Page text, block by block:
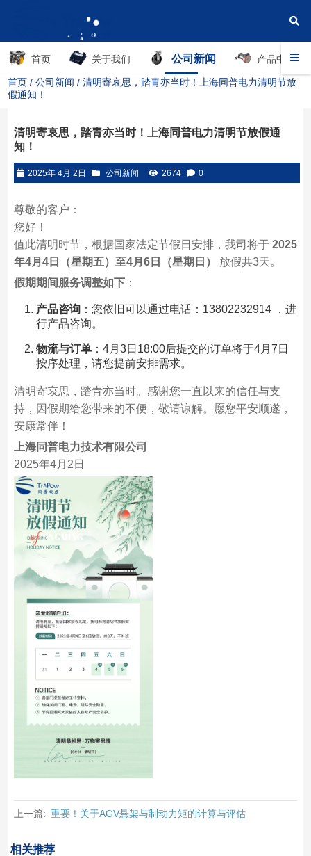
首页 关于我们 公司新闻 产品中心
首页 /公司新闻 / 清明寄哀思，踏青亦当时！上海同普电力清明节放
假通知！
清明寄哀思，踏青亦当时！上海同普电力清明节放假通
知！
2025年 4月 2日 公司新闻 2674 0
尊敬的客户：
您好！
值此清明时节，根据国家法定节假日安排，我司将于 2025
年4月4日（星期五）至4月6日（星期日）
放假共3天。
假期期间服务调整如下：
产品咨询：您依旧可以通过电话：13802232914 ，进
行产品咨询。
物流与订单：4月3日18:00后提交的订单将于4月7日
按序处理，请您提前安排需求。
清明寄哀思，踏青亦当时。感谢您一直以来的信任与支
持，因假期给您带来的不便，敬请谅解。愿您平安顺遂，
安康常伴！
上海同普电力技术有限公司
2025年4月2日
上一篇: 重要！关于AGV悬架与制动力矩的计算与评估
相关推荐